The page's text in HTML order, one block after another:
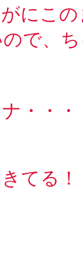
にこ
で、
・・・
てる！